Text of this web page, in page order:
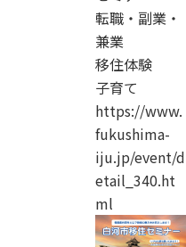
転職・副業・
兼業
移住体験
子育て
https://www.
fukushima-
iju.jp/event/d
etail_340.ht
ml